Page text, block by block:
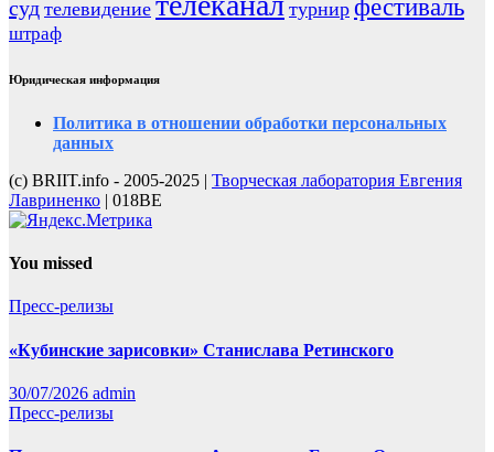
суд телевидение турнир фестиваль
штраф
Юридическая информация
Политика в отношении обработки персональных
данных
(с) BRIIT.info - 2005-2025 | Творческая лаборатория Евгения
Лавриненко | 018BE
You missed
Пресс-релизы
«Кубинские зарисовки» Станислава Ретинского
30/07/2026 admin
Пресс-релизы